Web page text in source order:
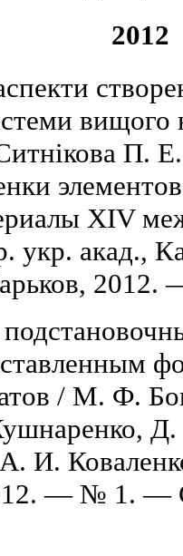
2012
вищого
П.
ХIV
укр. акад.,
2012.
/ М. Ф.
Д.
И.
— № 1. —